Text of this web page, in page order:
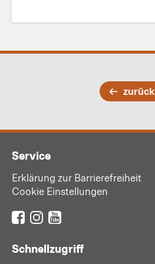
zurück
Service
Erklärung zur Barrierefreiheit
Cookie Einstellungen
Schnellzugriff